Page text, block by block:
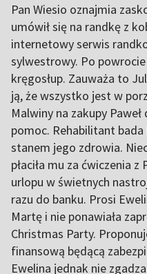
Pan Wiesio oznajmia
umówił się na randkę z
internetowy serwis
sylwestrowy. Po
kręgosłup. Zauważa to
ją, że wszystko jest w
Malwiny na zakupy
pomoc. Rehabilitant
stanem jego zdrowia.
płaciła mu za ćwiczenia z
urlopu w świetnych
razu do banku. Prosi
Martę i nie ponawiała
Christmas Party.
finansową będącą
Ewelina jednak nie